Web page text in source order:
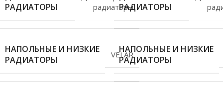
РАДИАТОРЫ
радиаторы
НАПОЛЬНЫЕ И НИЗКИЕ
РАДИАТОРЫ
VELAR
РАДИАТОРЫ
НАПОЛЬНЫЕ И НИЗКИЕ
РАДИАТОРЫ